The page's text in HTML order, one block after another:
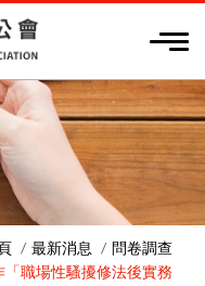
最新消息
問卷調查
職場性騷擾修法後實務